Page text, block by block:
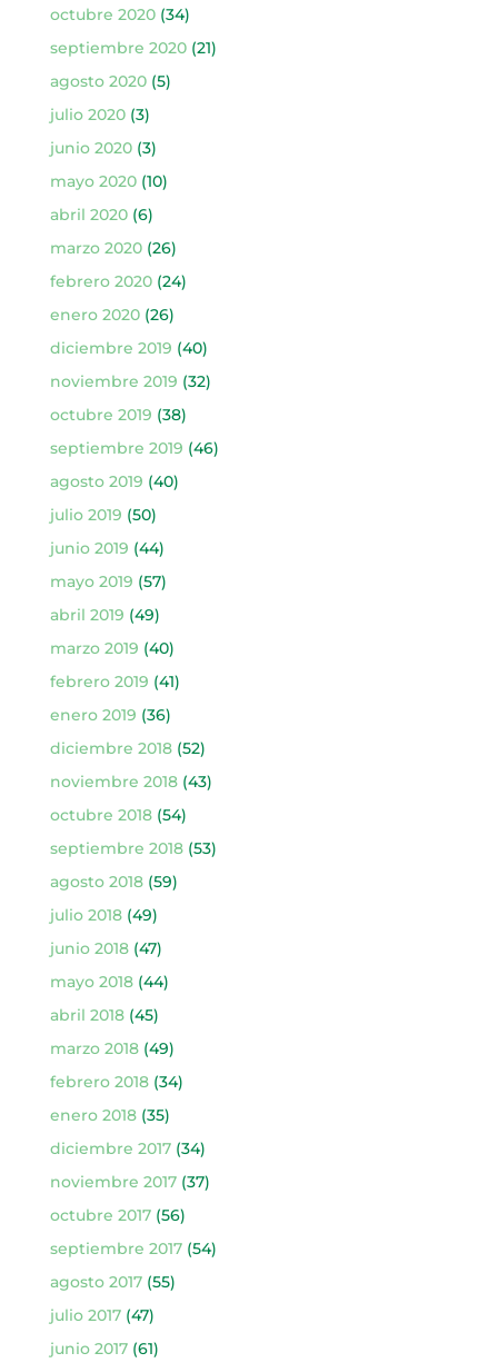
octubre 2020(34)
septiembre 2020(21)
agosto 2020(5)
julio 2020(3)
junio 2020(3)
mayo 2020(10)
abril 2020(6)
marzo 2020(26)
febrero 2020(24)
enero 2020(26)
diciembre 2019 (40)
noviembre 2019 (32)
octubre 2019 (38)
septiembre 2019 (46)
agosto 2019 (40)
julio 2019 (50)
junio 2019 (44)
mayo 2019 (57)
abril 2019 (49)
marzo 2019 (40)
febrero 2019 (41)
enero 2019 (36)
diciembre 2018(52)
noviembre 2018(43)
octubre 2018(54)
septiembre 2018(53)
agosto 2018(59)
julio 2018(49)
junio 2018(47)
mayo 2018(44)
abril 2018(45)
marzo 2018(49)
febrero 2018(34)
enero 2018(35)
diciembre 2017(34)
noviembre 2017(37)
octubre 2017(56)
septiembre 2017(54)
agosto 2017(55)
julio 2017(47)
junio 2017(61)